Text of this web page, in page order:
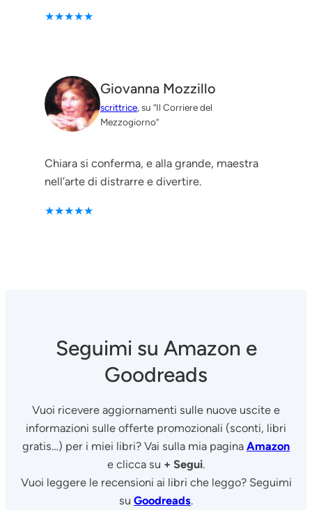
★★★★★
Giovanna Mozzillo
scrittrice, su “Il Corriere del
Mezzogiorno”
Chiara si conferma, e alla grande, maestra
nell’arte di distrarre e divertire.
★★★★★
Seguimi su Amazon e
Goodreads
Vuoi ricevere aggiornamenti sulle nuove uscite e
informazioni sulle offerte promozionali (sconti, libri
gratis…) per i miei libri? Vai sulla mia pagina Amazon
e clicca su + Segui.
Vuoi leggere le recensioni ai libri che leggo? Seguimi
su Goodreads.